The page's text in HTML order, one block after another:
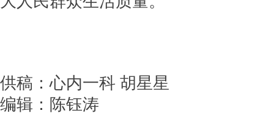
供稿：心内一科 胡星星
编辑：陈钰涛